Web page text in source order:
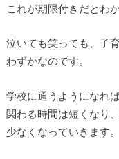
これが期限付きだとわ
泣いても笑っても、子
わずかなのです。
学校に通うようになれ
関わる時間は短くなり
少なくなっていきます。